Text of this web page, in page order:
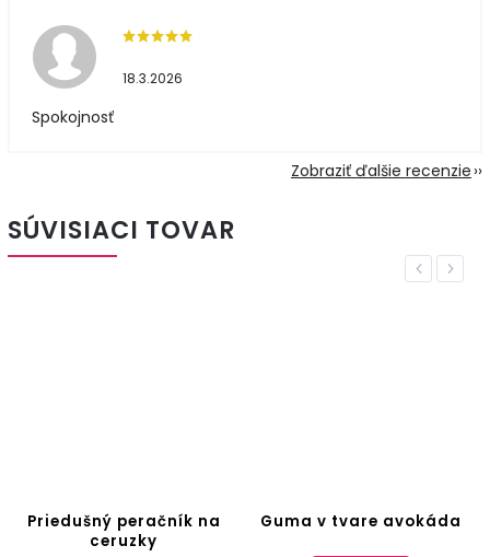
18.3.2026
Spokojnosť
Zobraziť ďalšie recenzie
SÚVISIACI TOVAR
Previous
Priedušný peračník na
ceruzky
Guma v tvare avokáda
Next